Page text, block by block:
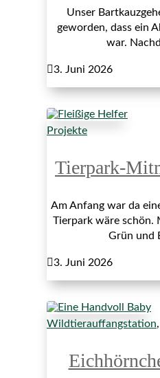
Unser
geworden, dass ein
war.
3. Juni 2026
Projekte
Tierpark-
Am Anfang war da
Tierpark wäre schön.
Grün und
3. Juni 2026
Wildtierauffangstation,